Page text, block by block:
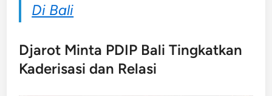
Di Bali
Djarot Minta PDIP Bali Tingkatkan
Kaderisasi dan Relasi